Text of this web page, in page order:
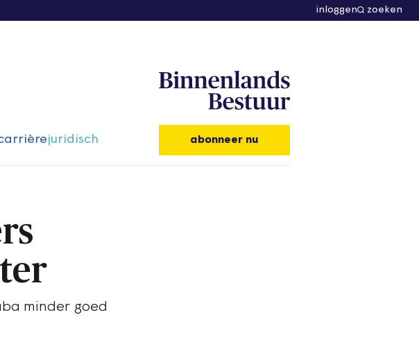
inloggen zoeken
juridisch abonneer nu
minder goed